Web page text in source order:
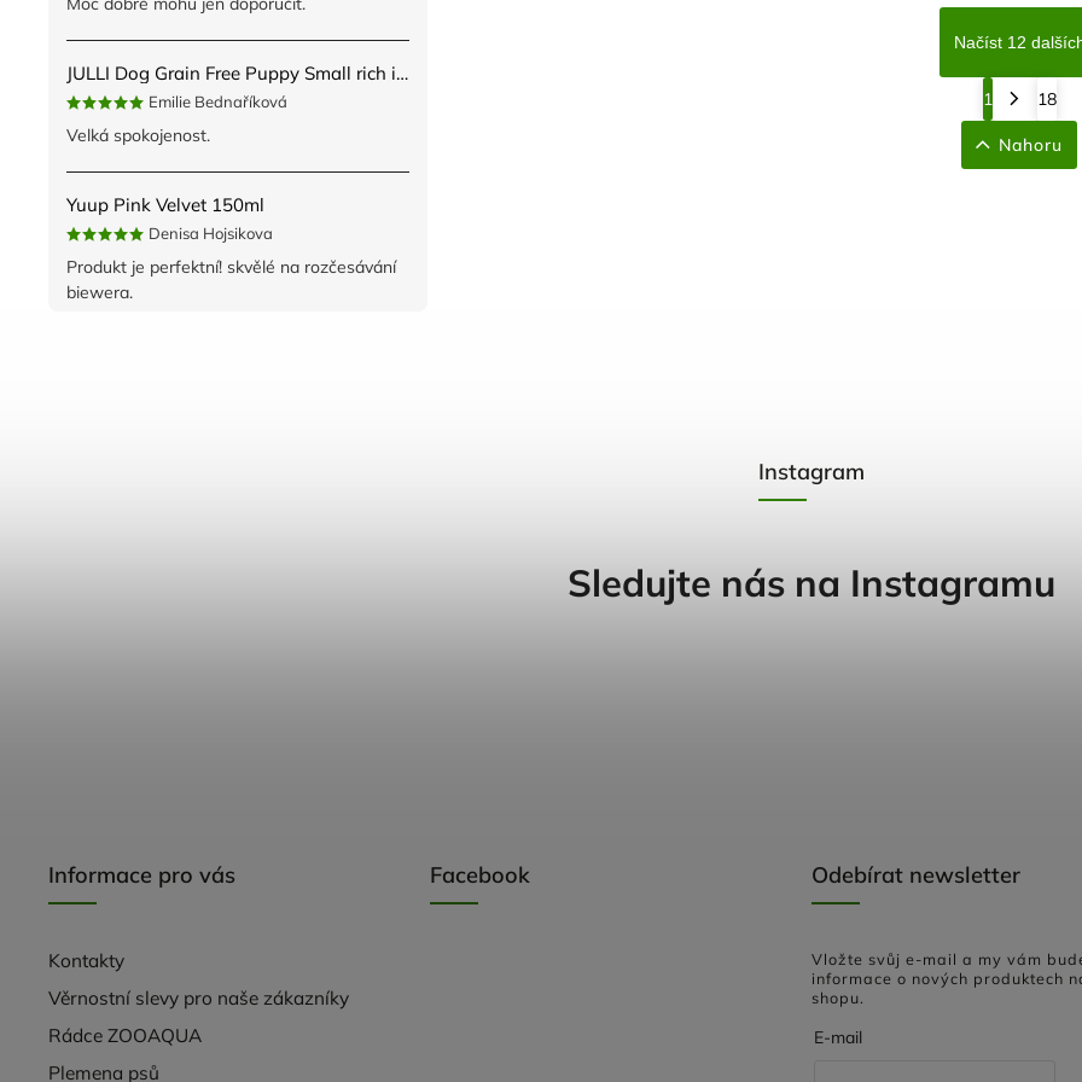
JULLI Dog Grain Free Puppy Small rich in fresh Turkey & Potato 2kg
Emilie Bednaříková
Velká spokojenost.
Yuup Pink Velvet 150ml
Denisa Hojsikova
Produkt je perfektní! skvělé na rozčesávání
biewera.
Načíst 12
1 18
Nahoru
Informace pro vás
Kontakty
Věrnostní slevy pro naše zákazníky
Rádce ZOOAQUA
Plemena psů
Facebook Odebírat newsletter
Vložte svůj e-mail a my vám
informace o nových produktech
shopu.
E-mail
Instagram
Sledujte nás na Instagramu